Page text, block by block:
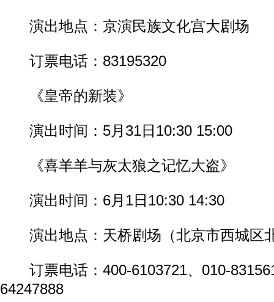
演出地点：京演民族文化宫大剧场
订票电话：83195320
《皇帝的新装》
演出时间：5月31日10:30 15:00
《喜羊羊与灰太狼之记忆大盗》
演出时间：6月1日10:30 14:30
演出地点：天桥剧场（北京市西城区
订票电话：400-6103721、010-
64247888